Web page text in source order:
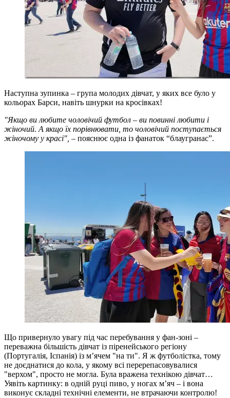
Наступна зупинка – група молодих дівчат, у яких все було у
кольорах Барси, навіть шнурки на кросівках!
"Якщо ви любите чоловічий футбол – ви повинні любити і
жіночий. А якщо їх порівнювати, то чоловічий поступається
жіночому у красі", – пояснює одна із фанаток “блаугранас”.
Що привернуло увагу під час перебування у фан-зоні –
переважна більшість дівчат із піренейського регіону
(Португалія, Іспанія) із м’ячем "на ти". Я ж футболістка, тому
не доєднатися до кола, у якому всі перерепасовувалися
"верхом", просто не могла. Була вражена технікою дівчат…
Уявіть картинку: в одній руці пиво, у ногах м’яч – і вона
виконує складні технічні елементи, не втрачаючи контролю!